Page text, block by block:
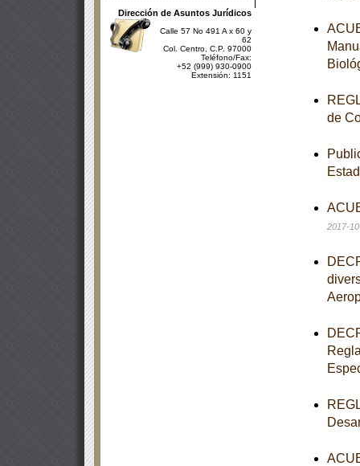
Dirección de Asuntos Jurídicos
Calle 57 No 491 A x 60 y
62
Col. Centro, C.P. 97000
Teléfono/Fax:
+52 (999) 930-0900
Extensión: 1151
de
2017-